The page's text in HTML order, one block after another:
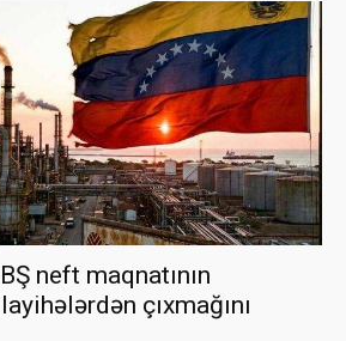
neft maqnatının
çıxmağını